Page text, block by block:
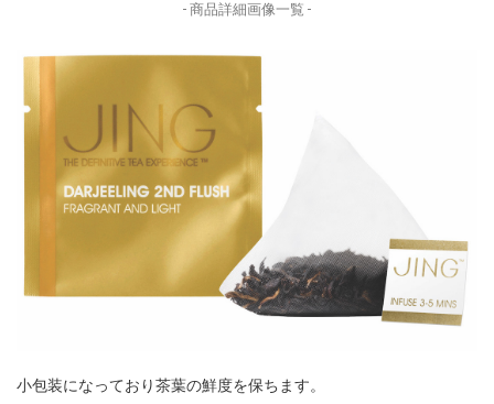
- 商品詳細画像一覧 -
小包装になっており茶葉の鮮度を保ちます。